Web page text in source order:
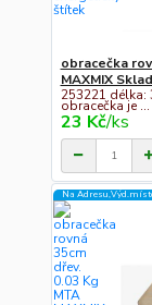
obracečka
MAXMIX
253221 délka:
obracečka je ...
23 Kč/ks
Na